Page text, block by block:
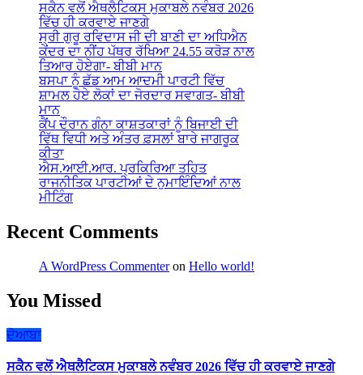
ਸਕੈਨ ਵਲੋਂ ਐਥਲੈਟਿਕਸ ਮੁਕਾਬਲੇ ਨਵੰਬਰ 2026
ਵਿੱਚ ਹੀ ਕਰਵਾਏ ਜਾਣਗੇ
ਸ੍ਰੀ ਗੁਰੂ ਰਵਿਦਾਸ ਜੀ ਦੀ ਬਾਣੀ ਦਾ ਅਧਿਐਨ
ਕੇਂਦਰ ਦਾ ਨੀਂਹ ਪੱਥਰ ਰੱਖਿਆ 24.55 ਕਰੋੜ ਨਾਲ
ਤਿਆਰ ਹੋਏਗਾ- ਬੀਬੀ ਮਾਨ
ਬਸਪਾ ਨੂੰ ਛੱਡ ਆਮ ਆਦਮੀ ਪਾਰਟੀ ਵਿੱਚ
ਸ਼ਾਮਲ ਹੋਏ ਲੋਕਾਂ ਦਾ ਜੋਰਦਾਰ ਸਵਾਗਤ- ਬੀਬੀ
ਮਾਨ
ਕੈਂਪ ਦੌਰਾਨ ਗੰਨਾ ਕਾਸ਼ਤਕਾਰਾਂ ਨੂੰ ਬਿਜਾਈ ਦੀ
ਵਿੱਥ ਵਿਧੀ ਅਤੇ ਅੰਤਰ ਫ਼ਸਲਾਂ ਬਾਰੇ ਜਾਗਰੂਕ
ਕੀਤਾ
ਐਸ.ਆਈ.ਆਰ. ਪ੍ਰਕਿਰਿਆ ਤਹਿਤ
ਰਾਜਨੀਤਿਕ ਪਾਰਟੀਆਂ ਦੇ ਨੁਮਾਇੰਦਿਆਂ ਨਾਲ
ਮੀਟਿੰਗ
Recent Comments
A WordPress Commenteron Hello world!
You Missed
ਦੋਆਬਾ
ਸਕੈਨ ਵਲੋਂ ਐਥਲੈਟਿਕਸ ਮੁਕਾਬਲੇ ਨਵੰਬਰ 2026 ਵਿੱਚ ਹੀ ਕਰਵਾਏ ਜਾਣਗੇ